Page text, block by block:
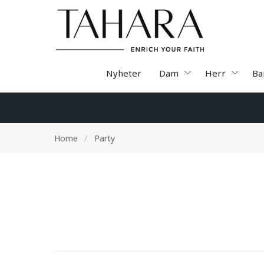
Nyheter Dam Herr
Home / Party